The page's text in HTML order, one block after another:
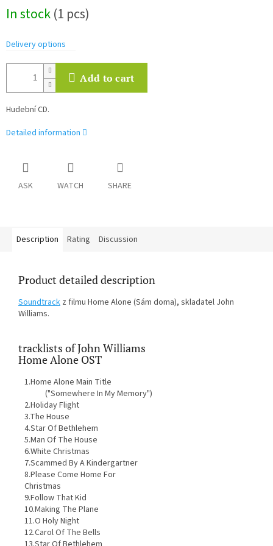
price:
In stock(1 pcs)
Delivery options
Add to cart
Hudební CD.
Detailed information
ASK WATCH SHARE
Description Rating Discussion
Product detailed description
Soundtrack z filmu Home Alone (Sám doma), skladatel John
Williams.
tracklists of John Williams
Home Alone OST
1.Home Alone Main Title
("Somewhere In My Memory")
2.Holiday Flight
3.The House
4.Star Of Bethlehem
5.Man Of The House
6.White Christmas
7.Scammed By A Kindergartner
8.Please Come Home For
Christmas
9.Follow That Kid
10.Making The Plane
11.O Holy Night
12.Carol Of The Bells